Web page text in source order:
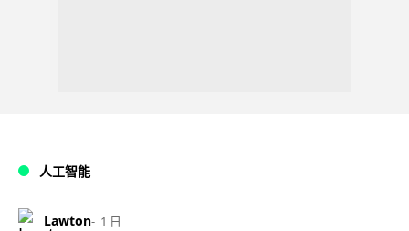
人工智能
Lawton 1 日